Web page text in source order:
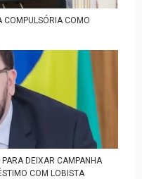
COMPULSÓRIA COMO
PARA DEIXAR CAMPANHA
COM LOBISTA